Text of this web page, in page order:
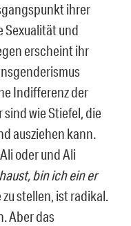
ihrer
Sexualität und
erscheint ihr
Indifferenz der
wie Stiefel, die
ausziehen kann.
oder und Ali
bin ich ein er
stellen, ist radikal.
Aber das